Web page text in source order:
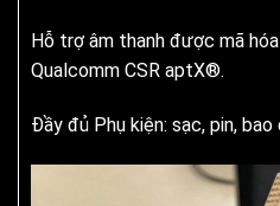
Hỗ trợ âm thanh được mã
Qualcomm CSR aptX®.
Đầy đủ Phụ kiện: sạc, pin, bao